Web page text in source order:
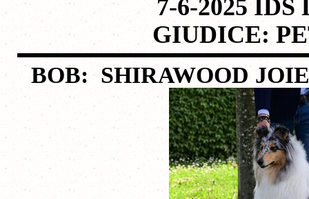
7-6-2025
GIUDICE:
BOB: SHIRAWOOD